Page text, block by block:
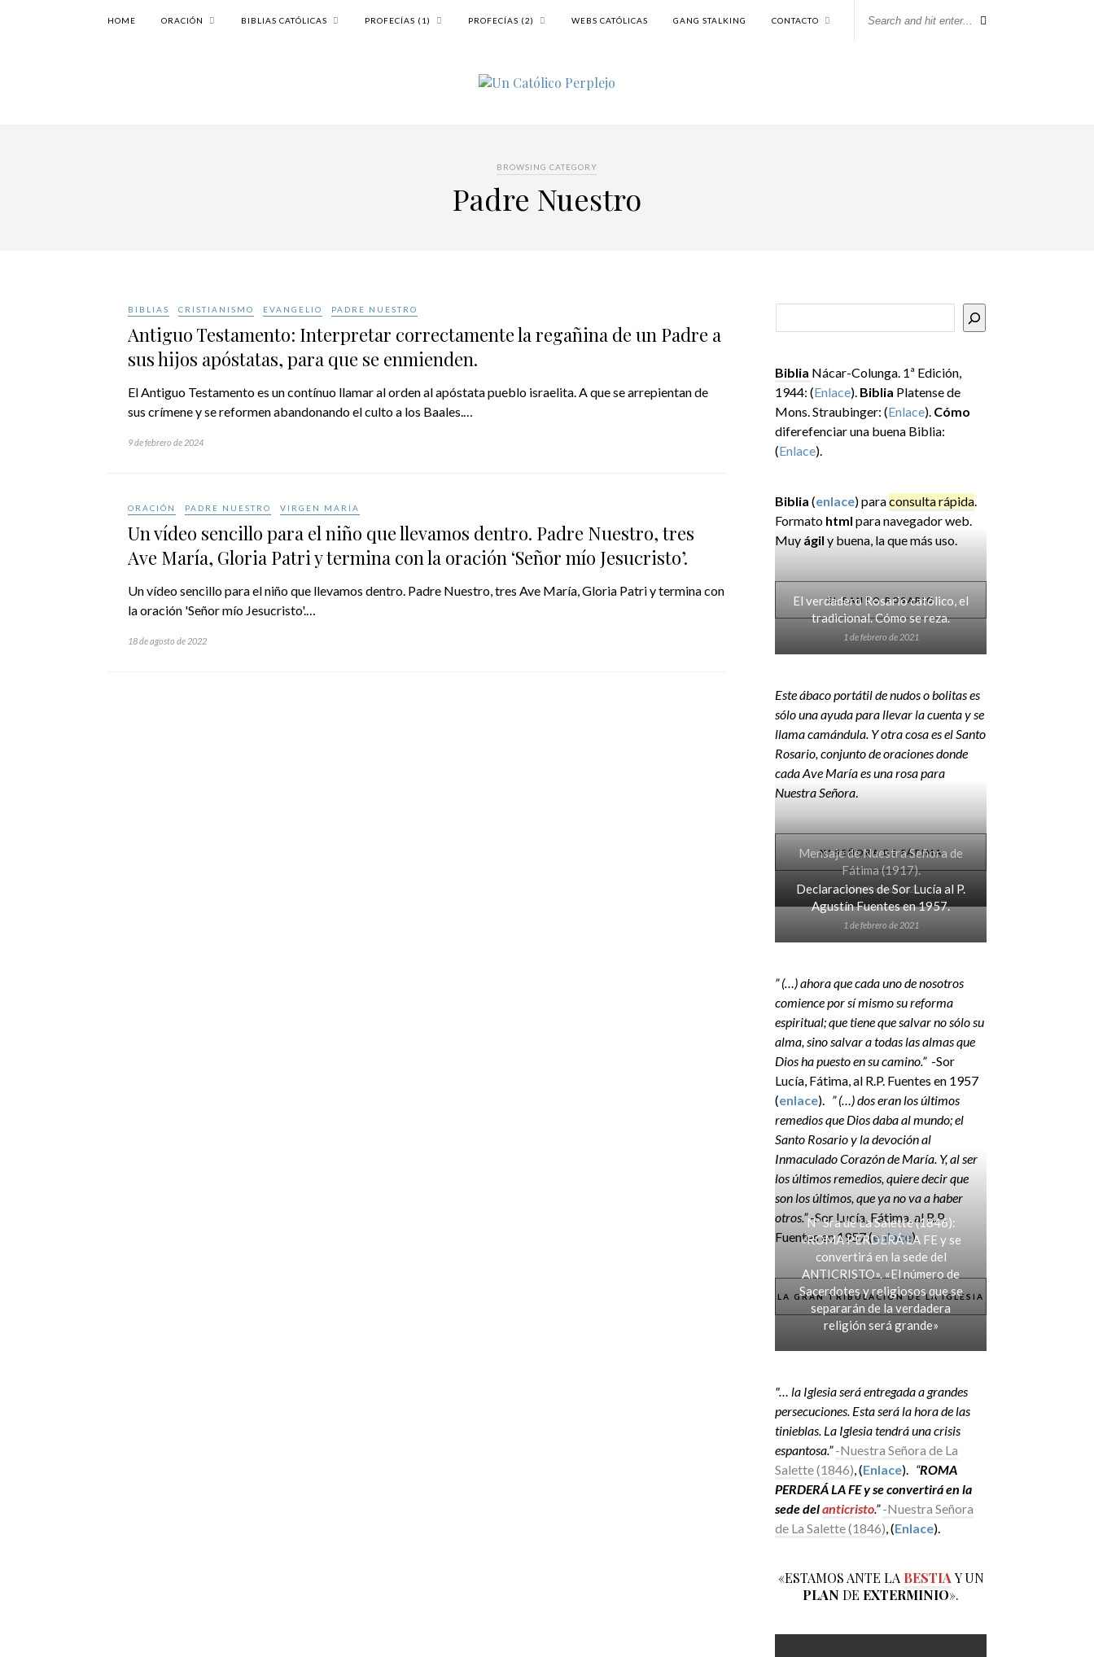
HOME ORACIÓN BIBLIAS CATÓLICAS PROFECÍAS (1) PROFECÍAS (2) WEBS CATÓLICAS GANG STALKING CONTACTO
BROWSING CATEGORY
Padre Nuestro
BIBLIAS CRISTIANISMO EVANGELIO PADRE NUESTRO
Antiguo Testamento: Interpretar correctamente la regañina de un Padre a
sus hijos apóstatas, para que se enmienden.
El Antiguo Testamento es un contínuo llamar al orden al apóstata pueblo israelita. A que se arrepientan de
sus crímene y se reformen abandonando el culto a los Baales.…
9 de febrero de 2024
ORACIÓN PADRE NUESTRO VIRGEN MARÍA
Un vídeo sencillo para el niño que llevamos dentro. Padre Nuestro, tres
Ave María, Gloria Patri y termina con la oración ‘Señor mío Jesucristo’.
Un vídeo sencillo para el niño que llevamos dentro. Padre Nuestro, tres Ave María, Gloria Patri y termina con
la oración 'Señor mío Jesucristo'.…
18 de agosto de 2022
Biblia Nácar-Colunga. 1ª Edición,
1944: (Enlace). Biblia Platense de
Mons. Straubinger: (Enlace). Cómo
diferefenciar una buena Biblia:
(Enlace).
Biblia (enlace) paraconsulta rápida.
Formato html para navegador web.
Muy ágily buena, la que más uso.
EL SANTO ROSARIO
El verdadero Rosario católico, el
tradicional. Cómo se reza.
1 de febrero de 2021
Este ábaco portátil de nudos o bolitas es
sólo una ayuda para llevar la cuenta y se
llama camándula. Y otra cosa es el Santo
Rosario, conjunto de oraciones donde
cada Ave María es una rosa para
Nuestra Señora.
Nª SEÑORA DE FÁTIMA
Mensaje de Nuestra Señora de
Fátima (1917).
2 de febrero de 2021
Declaraciones de Sor Lucía al P.
Agustín Fuentes en 1957.
1 de febrero de 2021
” (…) ahora que cada uno de nosotros
comience por sí mismo su reforma
espiritual; que tiene que salvar no sólo su
alma, sino salvar a todas las almas que
Dios ha puesto en su camino.” -Sor
Lucía, Fátima, al R.P. Fuentes en 1957
(enlace). ” (…) dos eran los últimos
remedios que Dios daba al mundo; el
Santo Rosario y la devoción al
Inmaculado Corazón de María. Y, al ser
los últimos remedios, quiere decir que
son los últimos, que ya no va a haber
otros.”-Sor Lucía, Fátima, al R.P.
Fuentes en 1957 (enlace).
LA GRAN TRIBULACIÓN DE LA IGLESIA
Nª Sra de La Salette (1846):
«ROMA PERDERÁ LA FE y se
convertirá en la sede del
ANTICRISTO». «El número de
Sacerdotes y religiosos que se
separarán de la verdadera
religión será grande»
"… la Iglesia será entregada a grandes
persecuciones. Esta será la hora de las
tinieblas. La Iglesia tendrá una crisis
espantosa.” -Nuestra Señora de La
Salette (1846), (Enlace). “ROMA
PERDERÁ LA FE y se convertirá en la
sede delanticristo.” -Nuestra Señora
de La Salette (1846), (Enlace).
«ESTAMOS ANTE LA BESTIA Y UN
PLAN DE EXTERMINIO».